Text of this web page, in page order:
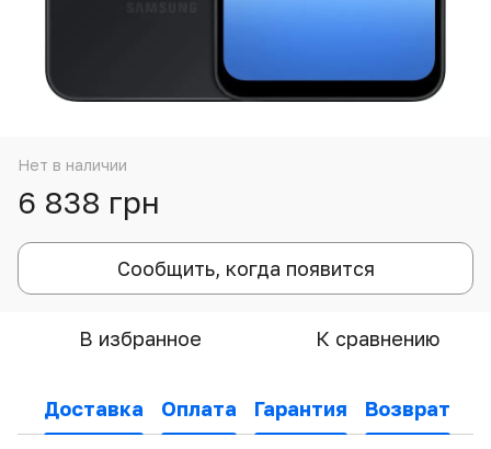
Нет в наличии
6 838 грн
Сообщить, когда появится
В избранное К сравнению
Доставка Оплата Гарантия Возврат